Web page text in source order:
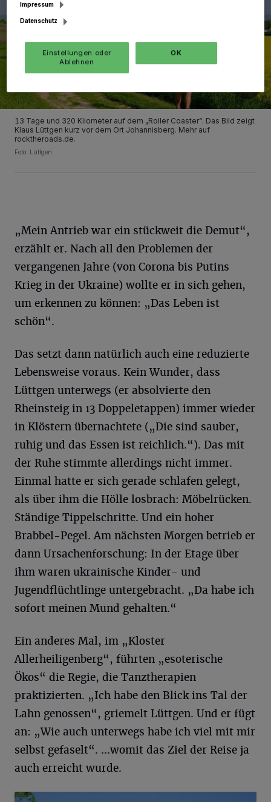
13 Tage und 320 Kilometer auf dem „Roller Coaster“. Das Bild zeigt
Klaus Lüttgen kurz vor dem Ort Johannisberg. Mehr auf
rocktheroads.de.
Foto: Lüttgen
„Mein Antrieb war ein stückweit die Demut“,
erzählt er. Nach all den Problemen der
vergangenen Jahre (von Corona bis Putins
Krieg in der Ukraine) wollte er in sich gehen,
um erkennen zu können: „Das Leben ist
schön“.
Das setzt dann natürlich auch eine reduzierte
Lebensweise voraus. Kein Wunder, dass
Lüttgen unterwegs (er absolvierte den
Rheinsteig in 13 Doppeletappen) immer wieder
in Klöstern übernachtete („Die sind sauber,
ruhig und das Essen ist reichlich.“). Das mit
der Ruhe stimmte allerdings nicht immer.
Einmal hatte er sich gerade schlafen gelegt,
als über ihm die Hölle losbrach: Möbelrücken.
Ständige Tippelschritte. Und ein hoher
Brabbel-Pegel. Am nächsten Morgen betrieb er
dann Ursachenforschung: In der Etage über
ihm waren ukrainische Kinder- und
Jugendflüchtlinge untergebracht. „Da habe ich
sofort meinen Mund gehalten.“
Ein anderes Mal, im „Kloster
Allerheiligenberg“, führten „esoterische
Ökos“ die Regie, die Tanztherapien
praktizierten. „Ich habe den Blick ins Tal der
Lahn genossen“, griemelt Lüttgen. Und er fügt
an: „Wie auch unterwegs habe ich viel mit mir
selbst gefaselt“. ...womit das Ziel der Reise ja
auch erreicht wurde.
Impressum
Datenschutz
Einstellungen oder
Ablehnen
OK